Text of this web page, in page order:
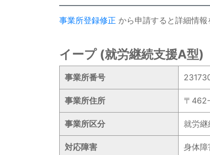
事業所登録修正 から申請すると詳細情報
イープ (就労継続支援A型)
事業所番号
事業所住所 〒
事業所区分 就労
対応障害 身体